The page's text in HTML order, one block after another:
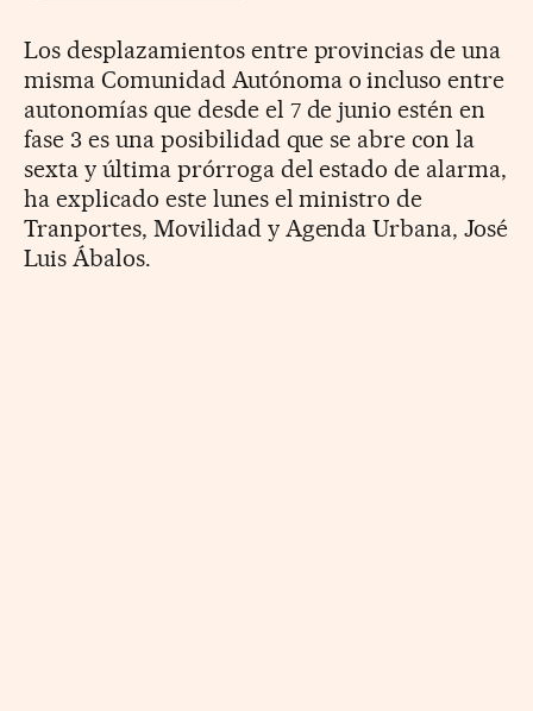
Los desplazamientos entre provincias de una
misma Comunidad Autónoma o incluso entre
autonomías que desde el 7 de junio estén en
fase 3 es una posibilidad que se abre con la
sexta y última prórroga del estado de alarma,
ha explicado este lunes el ministro de
Tranportes, Movilidad y Agenda Urbana, José
Luis Ábalos.